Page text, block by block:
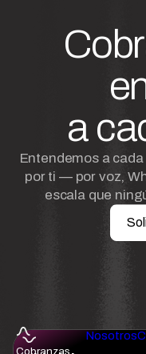
a
Entendemos a
por ti — por voz,
escala que
Cobranzas
Nosotros